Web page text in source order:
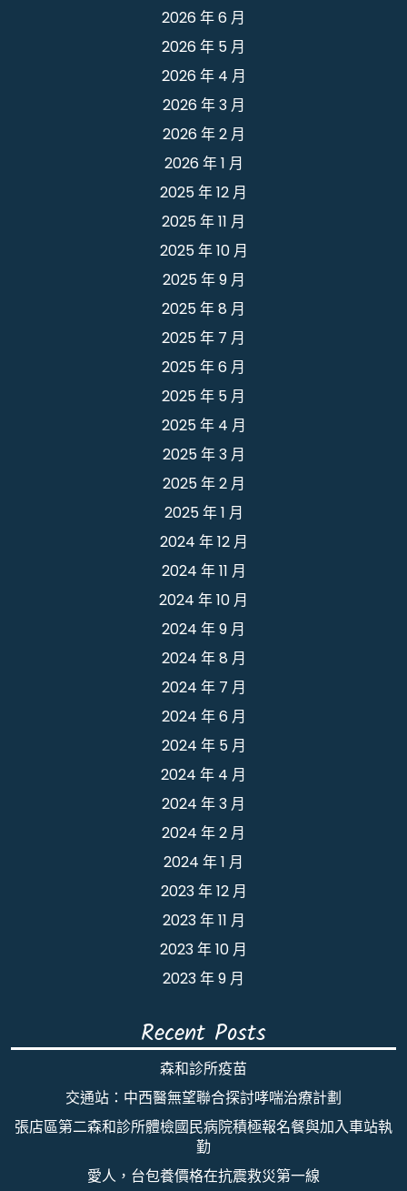
2026 年 6 月
2026 年 5 月
2026 年 4 月
2026 年 3 月
2026 年 2 月
2026 年 1 月
2025 年 12 月
2025 年 11 月
2025 年 10 月
2025 年 9 月
2025 年 8 月
2025 年 7 月
2025 年 6 月
2025 年 5 月
2025 年 4 月
2025 年 3 月
2025 年 2 月
2025 年 1 月
2024 年 12 月
2024 年 11 月
2024 年 10 月
2024 年 9 月
2024 年 8 月
2024 年 7 月
2024 年 6 月
2024 年 5 月
2024 年 4 月
2024 年 3 月
2024 年 2 月
2024 年 1 月
2023 年 12 月
2023 年 11 月
2023 年 10 月
2023 年 9 月
Recent Posts
森和診所疫苗
交通站：中西醫無望聯合探討哮喘治療計劃
張店區第二森和診所體檢國民病院積極報名餐與加入車站執
勤
愛人，台包養價格在抗震救災第一線